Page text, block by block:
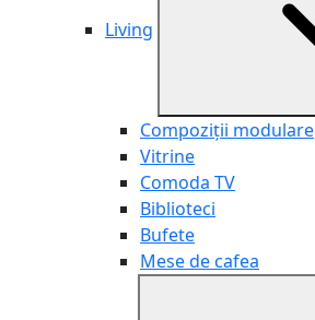
Living
Compoziții modulare
Vitrine
Comoda TV
Biblioteci
Bufete
Mese de cafea